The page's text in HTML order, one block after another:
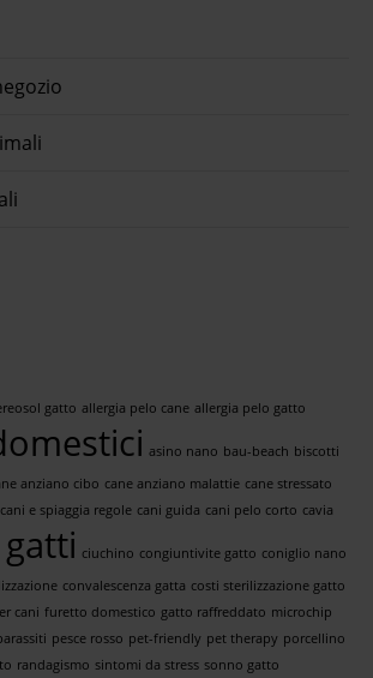
gatto allergia pelo cane allergia pelo gatto
asino nano bau-beach biscotti
anziano cibo cane anziano malattie cane stressato
cani e spiaggia regole cani guida cani pelo corto cavia
ciuchino congiuntivite gatto coniglio nano
convalescenza gatta costi sterilizzazione gatto
cani furetto domestico gatto raffreddato microchip
pesce rosso pet-friendly pet therapy porcellino
randagismo sintomi da stress sonno gatto